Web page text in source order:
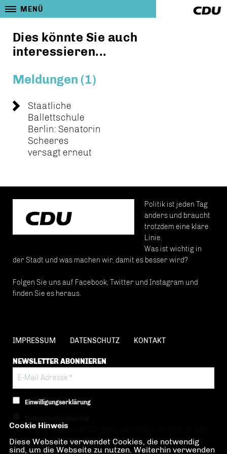
MENÜ
Dies könnte Sie auch
interessieren...
Meldungen (1)
Staatliche
Ballettschule
Berlin: Senatorin
Scheeres
versagt erneut
Politik ist jeden Tag
anders und braucht
trotzdem eine klare
Linie.
Was ist wichtig in
der Stadt und was machen wir, damit es besser wird?
Folgen Sie uns auf Facebook, Twitter und Instagram und
finden Sie es heraus.
IMPRESSUM DATENSCHUTZ KONTAKT
NEWSLETTER ABONNIEREN
Einwilligungserklärung
Hiermit berechtige ich die CDU Berlin zur Nutzung der Daten im Sinn
der nachfolgenden Datenschutzerklärung.*
Cookie Hinweis
Diese Webseite verwendet Cookies, die notwendig
sind, um die Webseite zu nutzen. Weiterhin verwenden